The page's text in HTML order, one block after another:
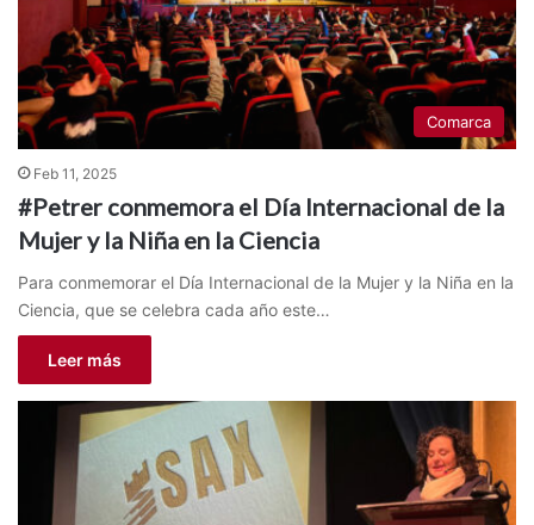
Comarca
Feb 11, 2025
#Petrer conmemora el Día Internacional de la
Mujer y la Niña en la Ciencia
Para conmemorar el Día Internacional de la Mujer y la Niña en la
Ciencia, que se celebra cada año este…
Leer más